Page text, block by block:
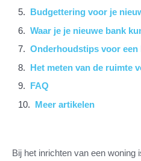
Budgettering voor je
Waar je je nieuwe bank
Onderhoudstips voor een
Het meten van de ruimte
FAQ
Meer artikelen
Bij het inrichten van een woning